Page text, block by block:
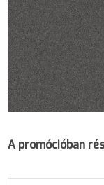
A promócióban